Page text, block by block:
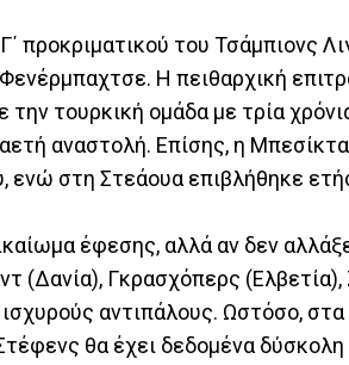
προκριματικού του Τσάμπιονς
Η πειθαρχική
την τουρκική ομάδα με τρία
αναστολή. Επίσης, η
ενώ στη Στεάουα επιβλήθηκε
έφεσης, αλλά αν δεν
(Δανία), Γκρασχόπερς
αντιπάλους. Ωστόσο,
θα έχει δεδομένα